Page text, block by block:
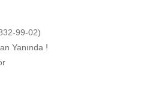
99-02)
Yanında !